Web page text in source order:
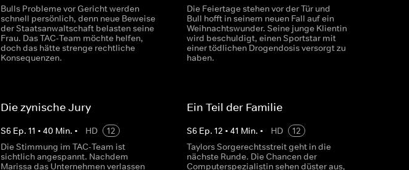
Bulls Probleme vor Gericht werden
schnell persönlich, denn neue Beweise
der Staatsanwaltschaft belasten seine
Frau. Das TAC-Team möchte helfen,
doch das hätte strenge rechtliche
Konsequenzen.
Die Feiertage stehen vor der Tür und
Bull hofft in seinem neuen Fall auf ein
Weihnachtswunder. Seine junge Klientin
wird beschuldigt, einen Sportstar mit
einer tödlichen Drogendosis versorgt zu
haben.
Die zynische Jury
S6 Ep. 11 • 40 Min. • HD
12
Die Stimmung im TAC-Team ist
sichtlich angespannt. Nachdem
Marissa das Unternehmen verlassen
Ein Teil der Familie
S6 Ep. 12 • 41 Min. • HD
12
Taylors Sorgerechtsstreit geht in die
nächste Runde. Die Chancen der
Computerspezialistin sehen düster aus,